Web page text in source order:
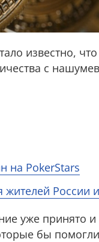
известно,
с
на PokerStars
жителей России
уже принято
бы